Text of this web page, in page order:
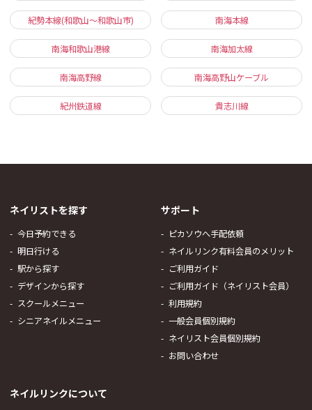
紀勢本線(和歌山～和歌山市) 南海本線
南海和歌山港線 南海加太線
南海高野線 南海高野山ケーブル
紀州鉄道線 貴志川線
ネイリストを探す
今日予約できる
明日行ける
駅から探す
デザインから探す
スクールメニュー
シニアネイルメニュー
サポート
ピカソウへ手配依頼
ネイルリンク有料会員のメリット
ご利用ガイド
ご利用ガイド（ネイリスト会員）
利用規約
一般会員個別規約
ネイリスト会員個別規約
お問い合わせ
ネイルリンクについて